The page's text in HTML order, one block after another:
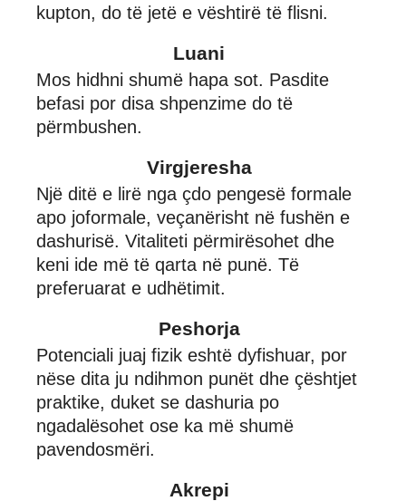
kupton, do të jetë e vështirë të flisni.
Luani
Mos hidhni shumë hapa sot. Pasdite
befasi por disa shpenzime do të
përmbushen.
Virgjeresha
Një ditë e lirë nga çdo pengesë formale
apo joformale, veçanërisht në fushën e
dashurisë. Vitaliteti përmirësohet dhe
keni ide më të qarta në punë. Të
preferuarat e udhëtimit.
Peshorja
Potenciali juaj fizik eshtë dyfishuar, por
nëse dita ju ndihmon punët dhe çështjet
praktike, duket se dashuria po
ngadalësohet ose ka më shumë
pavendosmëri.
Akrepi